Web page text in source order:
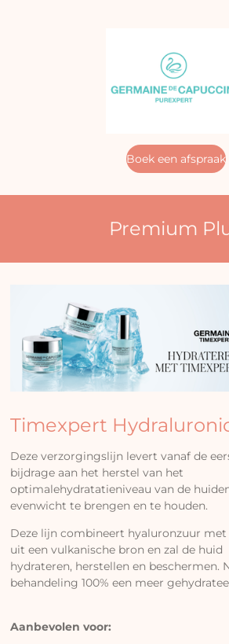
Boek een afspraak
Premium
Timexpert
Deze verzorgingslijn levert vanaf de
bijdrage aan het herstel van het
optimalehydratatieniveau van de
evenwicht te brengen en te houden.
Deze lijn combineert hyaluronzuur met
uit een vulkanische bron en zal de huid
hydrateren, herstellen en beschermen.
behandeling 100% een meer
Aanbevolen voor: